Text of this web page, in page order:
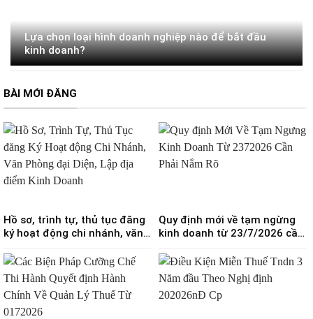
Lựa chọn loại hình doanh nghiệp nào để bắt đầu
kinh doanh?
BÀI MỚI ĐĂNG
Hồ sơ, trình tự, thủ tục đăng
ký hoạt động chi nhánh, văn
kinh doanh
Quy định mới về tạm ngừng
kinh doanh từ 23/7/2026 cần